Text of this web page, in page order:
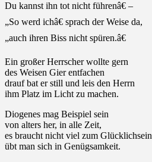
Du kannst ihn tot nicht führenâ€ –
„So werd ichâ€ sprach der Weise da,
„auch ihren Biss nicht spüren.â€
Ein großer Herrscher wollte gern
des Weisen Gier entfachen
drauf bat er still und leis den Herrn
ihm Platz im Licht zu machen.
Diogenes mag Beispiel sein
von alters her, in alle Zeit,
es braucht nicht viel zum Glücklichsein
übt man sich in Genügsamkeit.